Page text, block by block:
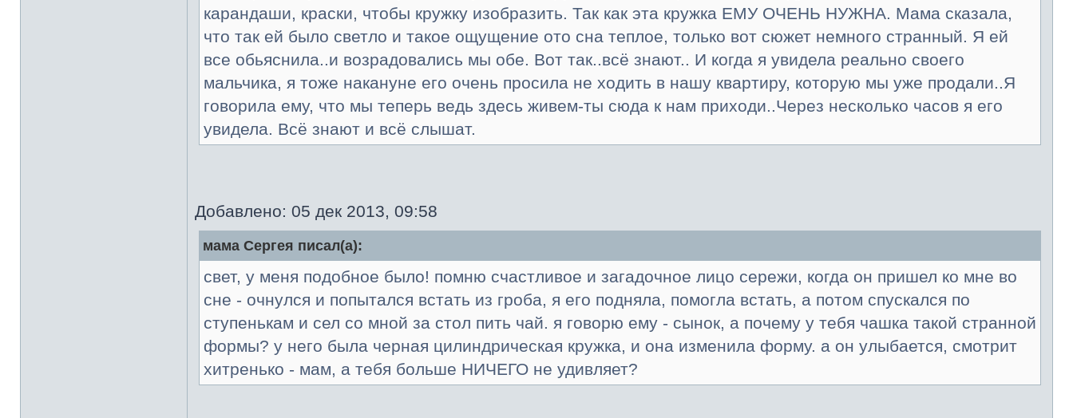
карандаши, краски, чтобы кружку изобразить. Так как эта кружка ЕМУ ОЧЕНЬ НУЖНА. Мама сказала,
что так ей было светло и такое ощущение ото сна теплое, только вот сюжет немного странный. Я ей
все обьяснила..и возрадовались мы обе. Вот так..всё знают.. И когда я увидела реально своего
мальчика, я тоже накануне его очень просила не ходить в нашу квартиру, которую мы уже продали..Я
говорила ему, что мы теперь ведь здесь живем-ты сюда к нам приходи..Через несколько часов я его
увидела. Всё знают и всё слышат.
Добавлено: 05 дек 2013, 09:58
мама Сергея писал(а):
свет, у меня подобное было! помню счастливое и загадочное лицо сережи, когда он пришел ко мне во
сне - очнулся и попытался встать из гроба, я его подняла, помогла встать, а потом спускался по
ступенькам и сел со мной за стол пить чай. я говорю ему - сынок, а почему у тебя чашка такой странной
формы? у него была черная цилиндрическая кружка, и она изменила форму. а он улыбается, смотрит
хитренько - мам, а тебя больше НИЧЕГО не удивляет?